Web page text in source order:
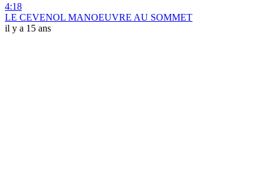
4:18
LE CEVENOL MANOEUVRE AU SOMMET
il y a 15 ans